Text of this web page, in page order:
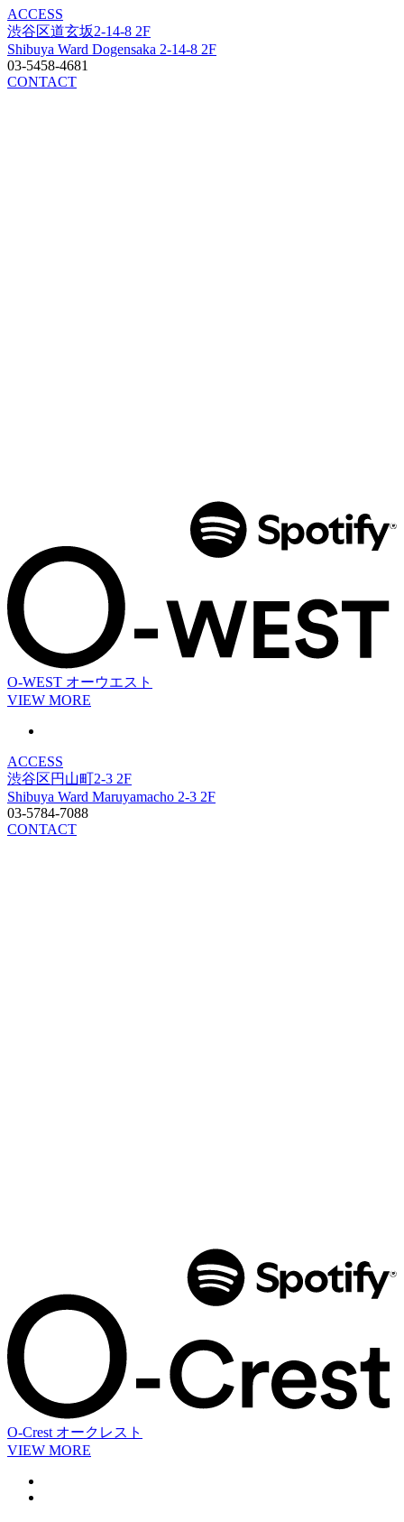
ACCESS
渋谷区道玄坂2-14-8 2F
Shibuya Ward Dogensaka 2-14-8 2F
03-5458-4681
CONTACT
O-WEST オーウエスト
VIEW MORE
ACCESS
渋谷区円山町2-3 2F
Shibuya Ward Maruyamacho 2-3 2F
03-5784-7088
CONTACT
O-Crest オークレスト
VIEW MORE